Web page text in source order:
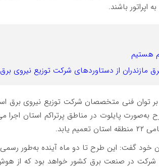
باشند.
هستیم
مازندران از دستاوردهای شرکت توزیع نیروی برق
بر توان فنی متخصصان شرکت توزیع نیروی برق
پایلوت در مناطق پرتراکم استان
یابد.
گفت: این طرح تا دو ماه آینده به‌طور رسمی
شرکت در صنعت برق کشور خواهد بود که از